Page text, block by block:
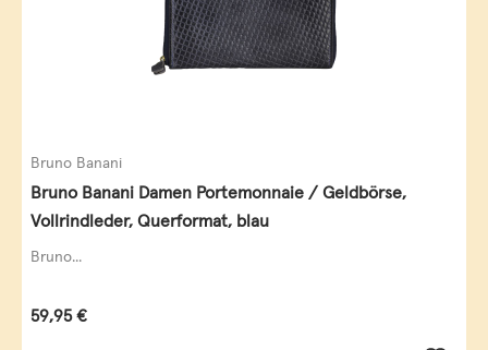
Bruno Banani
Bruno Banani Damen Portemonnaie / Geldbörse,
Vollrindleder, Querformat, blau
Bruno...
Regulärer Preis:
59,95 €